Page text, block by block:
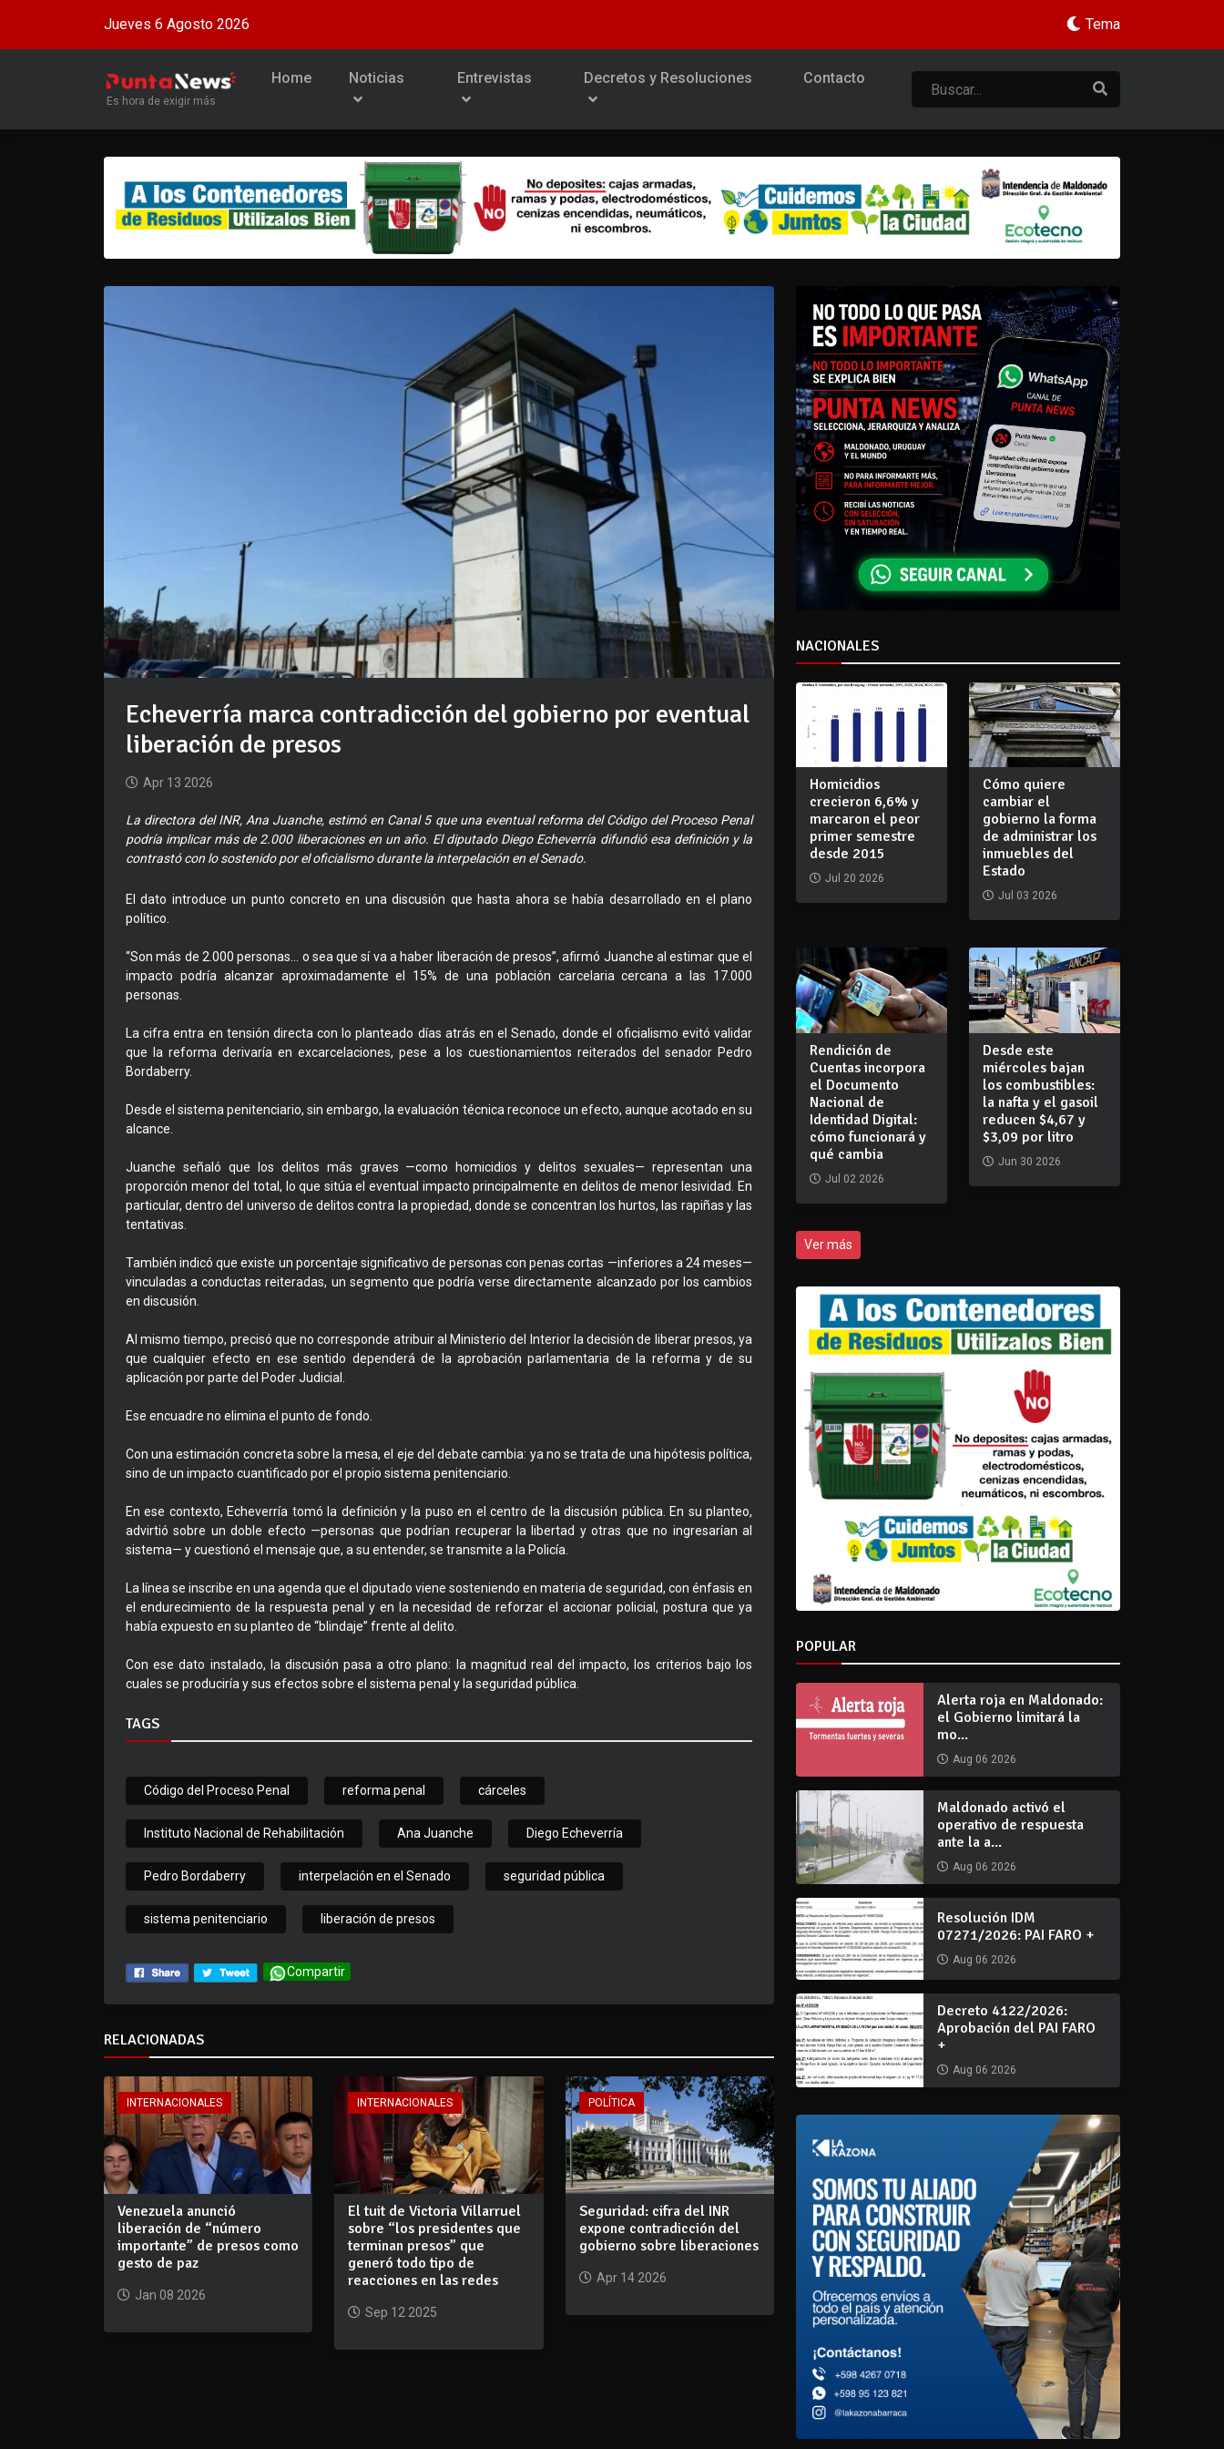
Jueves 6 Agosto 2026 Tema
Es hora de exigir más
Home Noticias Entrevistas Decretos y Resoluciones Contacto
Echeverría marca contradicción del gobierno por eventual
liberación de presos
Apr 13 2026
La directora del INR, Ana Juanche, estimó en Canal 5 que una eventual reforma del Código del Proceso Penal
podría implicar más de 2.000 liberaciones en un año. El diputado Diego Echeverría difundió esa definición y la
contrastó con lo sostenido por el oficialismo durante la interpelación en el Senado.
El dato introduce un punto concreto en una discusión que hasta ahora se había desarrollado en el plano
político.
“Son más de 2.000 personas… o sea que sí va a haber liberación de presos”, afirmó Juanche al estimar que el
impacto podría alcanzar aproximadamente el 15% de una población carcelaria cercana a las 17.000
personas.
La cifra entra en tensión directa con lo planteado días atrás en el Senado, donde el oficialismo evitó validar
que la reforma derivaría en excarcelaciones, pese a los cuestionamientos reiterados del senador Pedro
Bordaberry.
Desde el sistema penitenciario, sin embargo, la evaluación técnica reconoce un efecto, aunque acotado en su
alcance.
Juanche señaló que los delitos más graves —como homicidios y delitos sexuales— representan una
proporción menor del total, lo que sitúa el eventual impacto principalmente en delitos de menor lesividad. En
particular, dentro del universo de delitos contra la propiedad, donde se concentran los hurtos, las rapiñas y las
tentativas.
También indicó que existe un porcentaje significativo de personas con penas cortas —inferiores a 24 meses—
vinculadas a conductas reiteradas, un segmento que podría verse directamente alcanzado por los cambios
en discusión.
Al mismo tiempo, precisó que no corresponde atribuir al Ministerio del Interior la decisión de liberar presos, ya
que cualquier efecto en ese sentido dependerá de la aprobación parlamentaria de la reforma y de su
aplicación por parte del Poder Judicial.
Ese encuadre no elimina el punto de fondo.
Con una estimación concreta sobre la mesa, el eje del debate cambia: ya no se trata de una hipótesis política,
sino de un impacto cuantificado por el propio sistema penitenciario.
En ese contexto, Echeverría tomó la definición y la puso en el centro de la discusión pública. En su planteo,
advirtió sobre un doble efecto —personas que podrían recuperar la libertad y otras que no ingresarían al
sistema— y cuestionó el mensaje que, a su entender, se transmite a la Policía.
La línea se inscribe en una agenda que el diputado viene sosteniendo en materia de seguridad, con énfasis en
el endurecimiento de la respuesta penal y en la necesidad de reforzar el accionar policial, postura que ya
había expuesto en su planteo de “blindaje” frente al delito.
Con ese dato instalado, la discusión pasa a otro plano: la magnitud real del impacto, los criterios bajo los
cuales se produciría y sus efectos sobre el sistema penal y la seguridad pública.
TAGS
Código del Proceso Penal reforma penal cárceles
Instituto Nacional de Rehabilitación Ana Juanche Diego Echeverría
Pedro Bordaberry interpelación en el Senado seguridad pública
sistema penitenciario liberación de presos
Compartir
RELACIONADAS
INTERNACIONALES
Venezuela anunció
liberación de “número
importante” de presos como
gesto de paz
Jan 08 2026
INTERNACIONALES
El tuit de Victoria Villarruel
sobre “los presidentes que
terminan presos” que
generó todo tipo de
reacciones en las redes
Sep 12 2025
POLÍTICA
Seguridad: cifra del INR
expone contradicción del
gobierno sobre liberaciones
Apr 14 2026
NACIONALES
Homicidios
crecieron 6,6% y
marcaron el peor
primer semestre
desde 2015
Jul 20 2026
Cómo quiere
cambiar el
gobierno la forma
de administrar los
inmuebles del
Estado
Jul 03 2026
Rendición de
Cuentas incorpora
el Documento
Nacional de
Identidad Digital:
cómo funcionará y
qué cambia
Jul 02 2026
Desde este
miércoles bajan
los combustibles:
la nafta y el gasoil
reducen $4,67 y
$3,09 por litro
Jun 30 2026
Ver más
POPULAR
Alerta roja en Maldonado:
el Gobierno limitará la
mo...
Aug 06 2026
Maldonado activó el
operativo de respuesta
ante la a...
Aug 06 2026
Resolución IDM
07271/2026: PAI FARO +
Aug 06 2026
Decreto 4122/2026:
Aprobación del PAI FARO
+
Aug 06 2026